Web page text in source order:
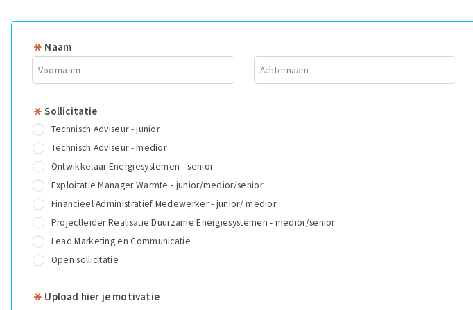
Naam
Sollicitatie
Technisch Adviseur - junior
Technisch Adviseur - medior
Ontwikkelaar Energiesystemen - senior
Exploitatie Manager Warmte - junior/medior/senior
Financieel Administratief Medewerker - junior/ medior
Projectleider Realisatie Duurzame Energiesystemen - medior/senior
Lead Marketing en Communicatie
Open sollicitatie
Upload hier je motivatie